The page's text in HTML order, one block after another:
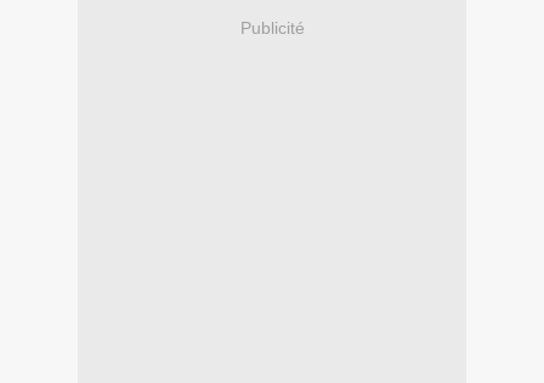
Publicité